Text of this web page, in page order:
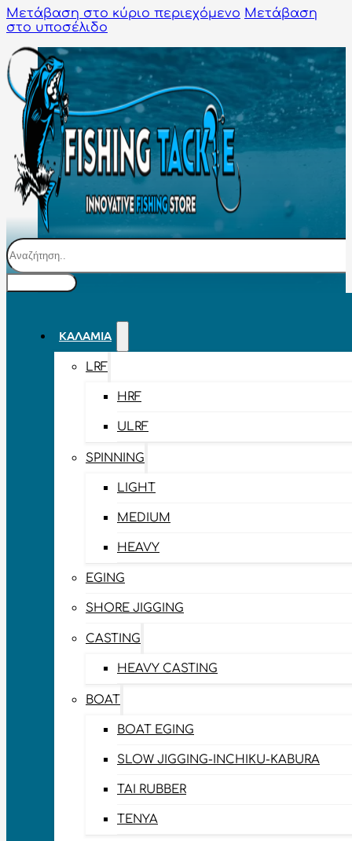
Μετάβαση στο κύριο περιεχόμενο Μετάβαση
στο υποσέλιδο
Αναζήτηση
ΚΑΛΆΜΙΑ
LRF
HRF
ULRF
SPINNING
LIGHT
MEDIUM
HEAVY
EGING
SHORE JIGGING
CASTING
HEAVY CASTING
BOAT
BOAT EGING
SLOW JIGGING-INCHIKU-KABURA
TAI RUBBER
TENYA